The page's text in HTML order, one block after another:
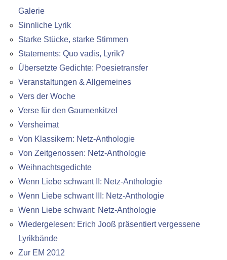
Galerie
Sinnliche Lyrik
Starke Stücke, starke Stimmen
Statements: Quo vadis, Lyrik?
Übersetzte Gedichte: Poesietransfer
Veranstaltungen & Allgemeines
Vers der Woche
Verse für den Gaumenkitzel
Versheimat
Von Klassikern: Netz-Anthologie
Von Zeitgenossen: Netz-Anthologie
Weihnachtsgedichte
Wenn Liebe schwant II: Netz-Anthologie
Wenn Liebe schwant III: Netz-Anthologie
Wenn Liebe schwant: Netz-Anthologie
Wiedergelesen: Erich Jooß präsentiert vergessene
Lyrikbände
Zur EM 2012